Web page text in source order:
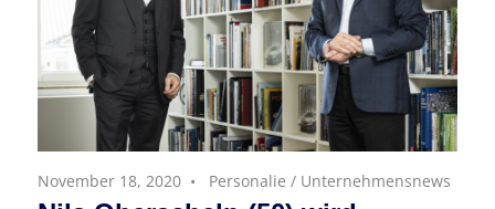
November 18, 2020 Personalie / Unternehmensnews